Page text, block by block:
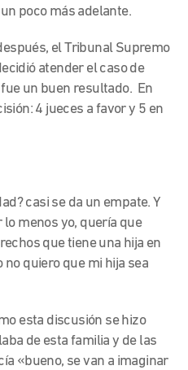
poco más adelante.
el Tribunal Supremo
atender el caso de
un buen resultado. En
4 jueces a favor y 5 en
casi se da un empate. Y
menos yo, quería que
que tiene una hija en
no quiero que mi hija sea
esta discusión se hizo
de esta familia y de las
«bueno, se van a imaginar